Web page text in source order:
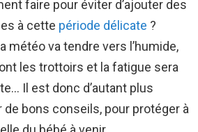
faire pour éviter d’ajouter des
à cette période délicate ?
météo va tendre vers l’humide,
les trottoirs et la fatigue sera
Il est donc d’autant plus
de bons conseils, pour protéger à